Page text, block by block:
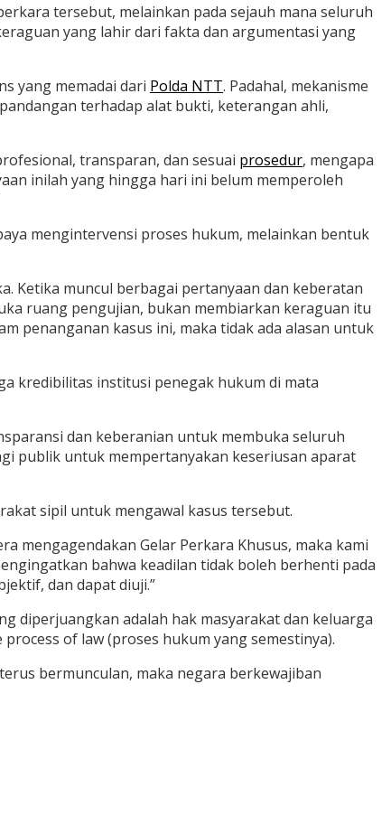
tersebut, melainkan pada sejauh mana seluruh
yang lahir dari fakta dan argumentasi yang
yang memadai dari Polda NTT. Padahal, mekanisme
terhadap alat bukti, keterangan ahli,
transparan, dan sesuai prosedur, mengapa
inilah yang hingga hari ini belum memperoleh
mengintervensi proses hukum, melainkan bentuk
Ketika muncul berbagai pertanyaan dan keberatan
ruang pengujian, bukan membiarkan keraguan itu
penanganan kasus ini, maka tidak ada alasan untuk
kredibilitas institusi penegak hukum di mata
dan keberanian untuk membuka seluruh
publik untuk mempertanyakan keseriusan aparat
sipil untuk mengawal kasus tersebut.
mengagendakan Gelar Perkara Khusus, maka kami
bahwa keadilan tidak boleh berhenti pada
dan dapat diuji.”
diperjuangkan adalah hak masyarakat dan keluarga
of law (proses hukum yang semestinya).
bermunculan, maka negara berkewajiban